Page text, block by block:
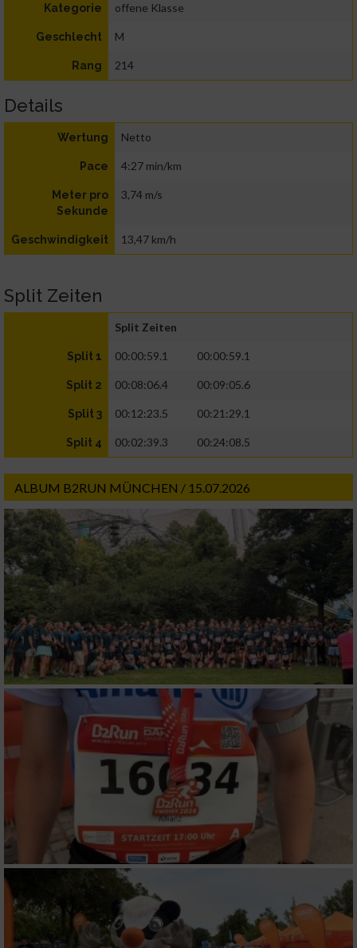
Kategorie offene Klasse
Geschlecht M
Rang 214
Details
Wertung Netto
Pace 4:27 min/km
Meter pro
Sekunde
3,74 m/s
Geschwindigkeit 13,47 km/h
Split Zeiten
Split Zeiten
Split 1 00:00:59.1 00:00:59.1
Split 2 00:08:06.4 00:09:05.6
Split 3 00:12:23.5 00:21:29.1
Split 4 00:02:39.3 00:24:08.5
ALBUM B2RUN MÜNCHEN / 15.07.2026